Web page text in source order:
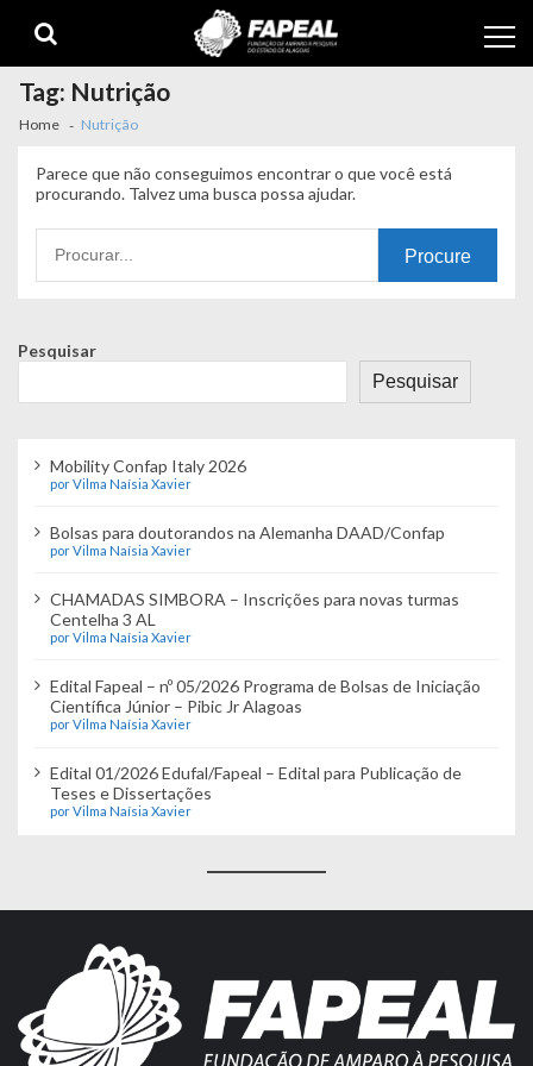
navigation
content
Tag: Nutrição
Home Nutrição
Parece que não conseguimos encontrar o que você está
procurando. Talvez uma busca possa ajudar.
por:
Pesquisar
Pesquisar
Mobility Confap Italy 2026
por Vilma Naísia Xavier
Bolsas para doutorandos na Alemanha DAAD/Confap
por Vilma Naísia Xavier
CHAMADAS SIMBORA – Inscrições para novas turmas
Centelha 3 AL
por Vilma Naísia Xavier
Edital Fapeal – nº 05/2026 Programa de Bolsas de Iniciação
Científica Júnior – Pibic Jr Alagoas
por Vilma Naísia Xavier
Edital 01/2026 Edufal/Fapeal – Edital para Publicação de
Teses e Dissertações
por Vilma Naísia Xavier